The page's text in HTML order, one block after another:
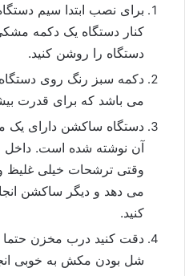
برای نصب ابتدا سیم
دستگاه را روشن کنید.
دکمه سبز رنگ روی
می باشد که برای قدرت
دستگاه ساکشن دارای یک
آن نوشته شده است. داخل
وقتی ترشحات خیلی غلیظ
می دهد و دیگر ساکشن
کنید.
دقت کنید درب مخزن
شل بودن مکش به خوبی